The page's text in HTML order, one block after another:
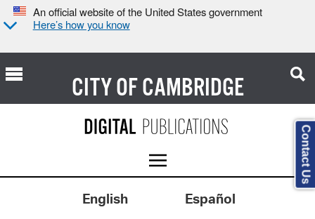
An official website of the United States government
Here’s how you know
CITY OFCAMBRIDGE
English
Español
Contact Us